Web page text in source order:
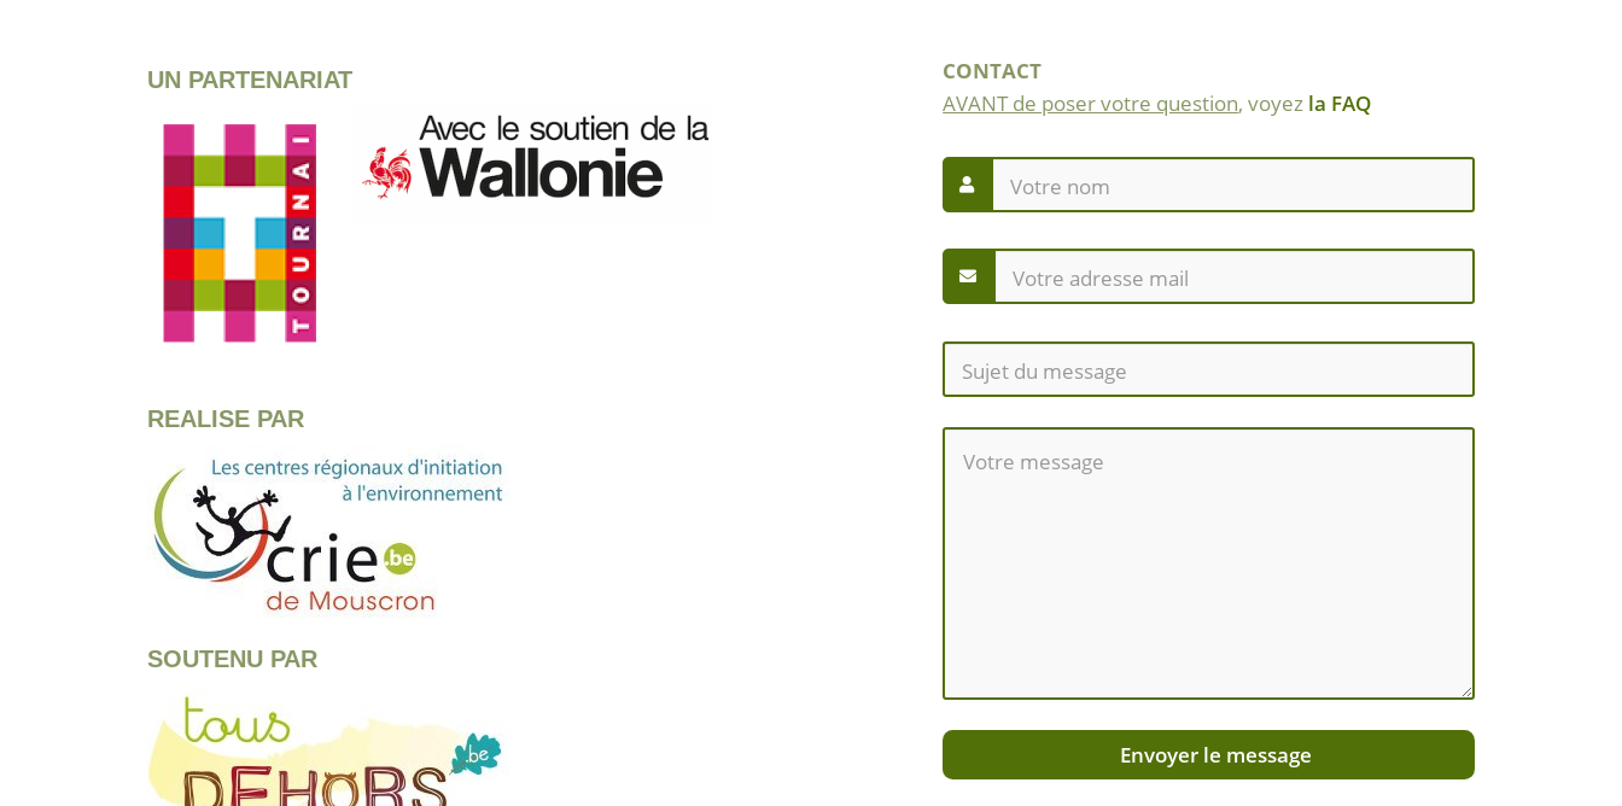
UN PARTENARIAT
REALISE PAR
SOUTENU PAR
CONTACT
AVANT de poser votre question, voyez la FAQ
Envoyer le message